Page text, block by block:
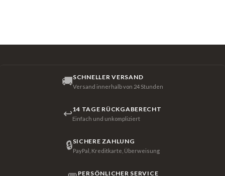
🚚SCHNELLER VERSAND
Versand innerhalb von 24 Stunden
↩14 TAGE RÜCKGABERECHT
Einfach und unkompliziert
🔒SICHERE ZAHLUNG
PayPal, Kreditkarte, Überweisung
PERSÖNLICHER SERVICE